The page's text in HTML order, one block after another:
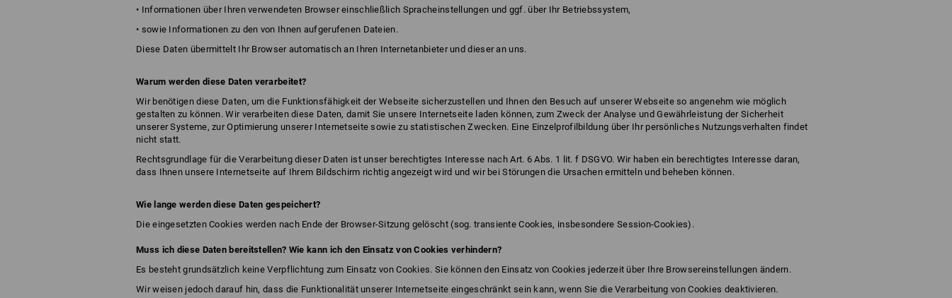
• Informationen über Ihren verwendeten Browser einschließlich Spracheinstellungen und ggf. über Ihr Betriebssystem,
• sowie Informationen zu den von Ihnen aufgerufenen Dateien.
Diese Daten übermittelt Ihr Browser automatisch an Ihren Internetanbieter und dieser an uns.
Warum werden diese Daten verarbeitet?
Wir benötigen diese Daten, um die Funktionsfähigkeit der Webseite sicherzustellen und Ihnen den Besuch auf unserer Webseite so angenehm wie möglich
gestalten zu können. Wir verarbeiten diese Daten, damit Sie unsere Internetseite laden können, zum Zweck der Analyse und Gewährleistung der Sicherheit
unserer Systeme, zur Optimierung unserer Internetseite sowie zu statistischen Zwecken. Eine Einzelprofilbildung über Ihr persönliches Nutzungsverhalten findet
nicht statt.
Rechtsgrundlage für die Verarbeitung dieser Daten ist unser berechtigtes Interesse nach Art. 6 Abs. 1 lit. f DSGVO. Wir haben ein berechtigtes Interesse daran,
dass Ihnen unsere Internetseite auf Ihrem Bildschirm richtig angezeigt wird und wir bei Störungen die Ursachen ermitteln und beheben können.
Wie lange werden diese Daten gespeichert?
Die eingesetzten Cookies werden nach Ende der Browser-Sitzung gelöscht (sog. transiente Cookies, insbesondere Session-Cookies).
Muss ich diese Daten bereitstellen? Wie kann ich den Einsatz von Cookies verhindern?
Es besteht grundsätzlich keine Verpflichtung zum Einsatz von Cookies. Sie können den Einsatz von Cookies jederzeit über Ihre Browsereinstellungen ändern.
Wir weisen jedoch darauf hin, dass die Funktionalität unserer Internetseite eingeschränkt sein kann, wenn Sie die Verarbeitung von Cookies deaktivieren.